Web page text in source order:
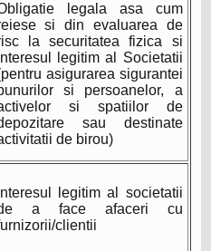
legala asa cum
si din evaluarea de
la securitatea fizica si
legitim al Societatii
asigurarea sigurantei
si persoanelor, a
si spatiilor de
sau destinate
de birou)
Interesul legitim al societatii
a face afaceri cu
clientii